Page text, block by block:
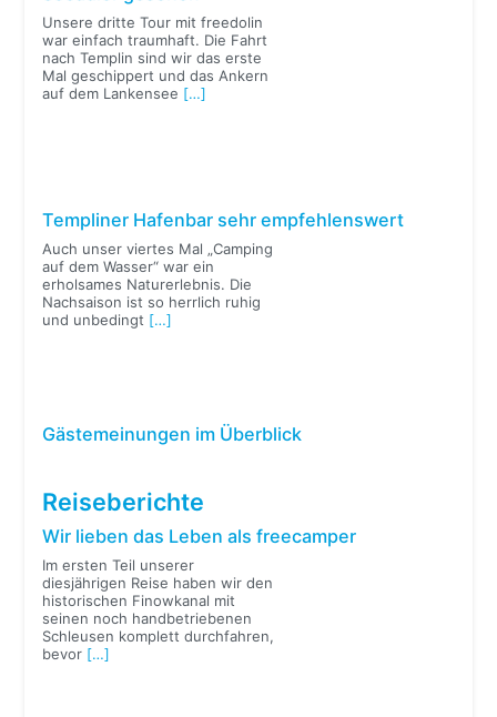
Unsere dritte Tour mit freedolin
war einfach traumhaft. Die Fahrt
nach Templin sind wir das erste
Mal geschippert und das Ankern
auf dem Lankensee […]
Templiner Hafenbar sehr empfehlenswert
Auch unser viertes Mal „Camping
auf dem Wasser“ war ein
erholsames Naturerlebnis. Die
Nachsaison ist so herrlich ruhig
und unbedingt […]
Gästemeinungen im Überblick
Reiseberichte
Wir lieben das Leben als freecamper
Im ersten Teil unserer
diesjährigen Reise haben wir den
historischen Finowkanal mit
seinen noch handbetriebenen
Schleusen komplett durchfahren,
bevor […]